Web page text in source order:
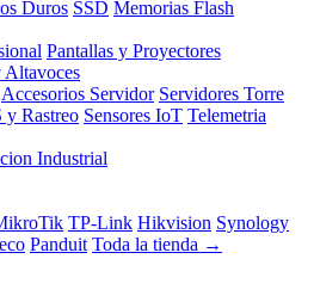
Duros SSD Memorias Flash
Pantallas y Proyectores
Altavoces
Accesorios Servidor Servidores Torre
y Rastreo Sensores IoT Telemetria
Industrial
TP-Link Hikvision Synology
Panduit Toda la tienda →